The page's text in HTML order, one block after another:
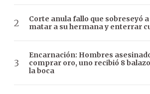
Corte anula fallo que sobreseyó
matar a su hermana y enterrar
Encarnación: Hombres
comprar oro, uno recibió 8
la boca